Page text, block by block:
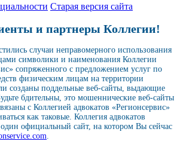
Старая версия сайта
и партнеры Коллегии!
случаи неправомерного использования
символики и наименования Коллегии
сопряженного с предложением услуг по
физическим лицам на территории
созданы поддельные веб-сайты, выдающие
бдительны, это мошеннические веб-сайты
с Коллегией адвокатов «Регионсервис»
как таковые. Коллегия адвокатов
официальный сайт, на котором Вы сейчас